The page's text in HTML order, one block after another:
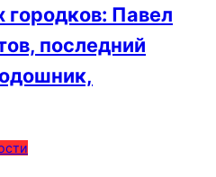
Павел
последний